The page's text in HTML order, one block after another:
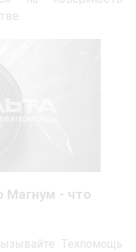
Магнум - что
Техпомощь